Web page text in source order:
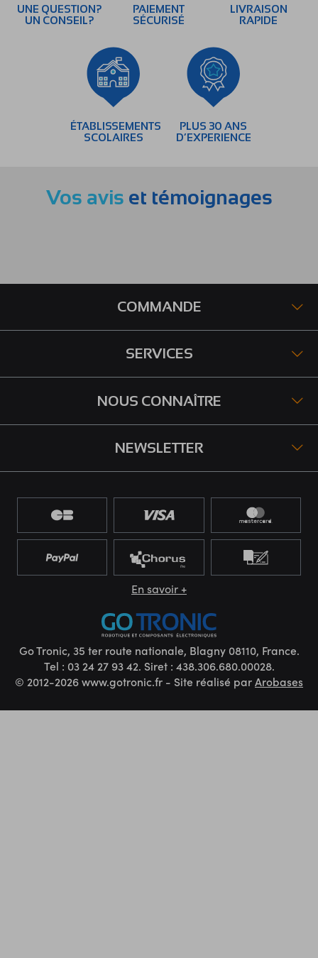
UNE QUESTION?
UN CONSEIL?
PAIEMENT
SÉCURISÉ
LIVRAISON
RAPIDE
ÉTABLISSEMENTS
SCOLAIRES
PLUS 30 ANS
D’EXPERIENCE
Vos avis et témoignages
COMMANDE
SERVICES
NOUS CONNAÎTRE
NEWSLETTER
En savoir +
Go Tronic, 35 ter route nationale, Blagny 08110, France.
Tel : 03 24 27 93 42. Siret : 438.306.680.00028.
© 2012-2026 www.gotronic.fr - Site réalisé parArobases